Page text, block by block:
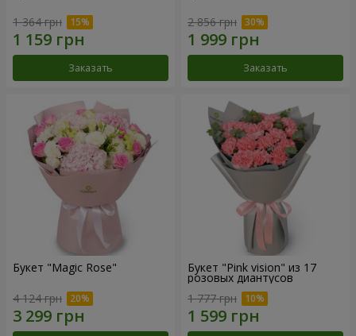
1 364 грн
Заказать
2 856 грн
Заказать
Букет "Magic Rose"
4 124 грн
Букет "Pink vision" из 17
розовых диантусов
1 777 грн